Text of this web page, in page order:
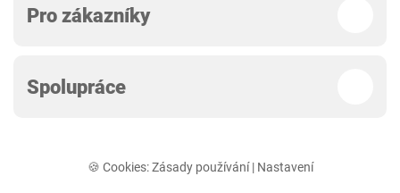
Pro zákazníky
Spolupráce
🍪 Cookies:Zásady používání| Nastavení